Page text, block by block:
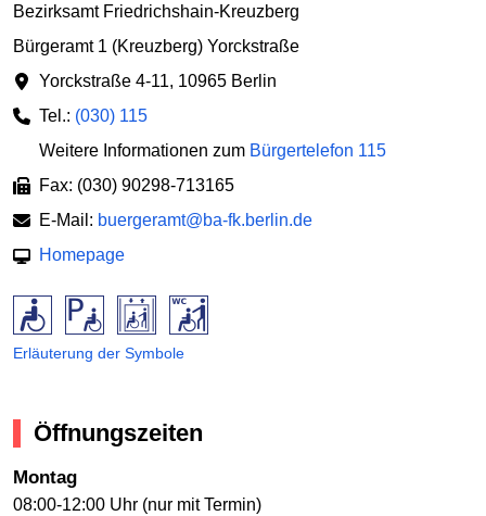
Bezirksamt Friedrichshain-Kreuzberg
Bürgeramt 1 (Kreuzberg) Yorckstraße
Yorckstraße 4-11, 10965 Berlin
Tel.: (030) 115
Weitere Informationen zum Bürgertelefon 115
Fax: (030) 90298-713165
E-Mail: buergeramt@ba-fk.berlin.de
Homepage
Erläuterung der Symbole
Öffnungszeiten
Montag
08:00-12:00 Uhr (nur mit Termin)